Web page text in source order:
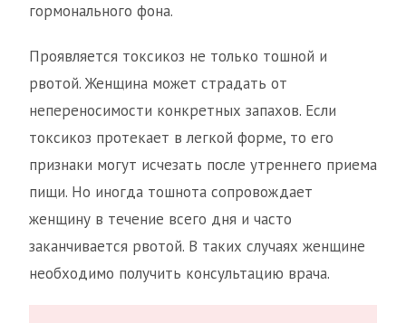
гормонального фона.
Проявляется токсикоз не только тошной и
рвотой. Женщина может страдать от
непереносимости конкретных запахов. Если
токсикоз протекает в легкой форме, то его
признаки могут исчезать после утреннего приема
пищи. Но иногда тошнота сопровождает
женщину в течение всего дня и часто
заканчивается рвотой. В таких случаях женщине
необходимо получить консультацию врача.